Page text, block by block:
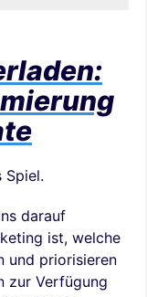
Spiel.
darauf
ist, welche
und priorisieren
zur Verfügung